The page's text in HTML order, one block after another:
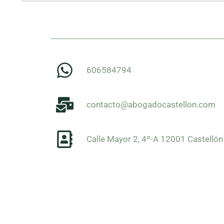
606584794
contacto@abogadocastellon.com
Calle Mayor 2, 4º-A 12001